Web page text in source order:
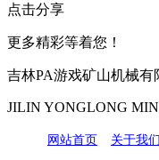
点击分享
更多精彩等着您！
吉林PA游戏矿山机械有
JILIN YONGLONG
网站首页 关于我们